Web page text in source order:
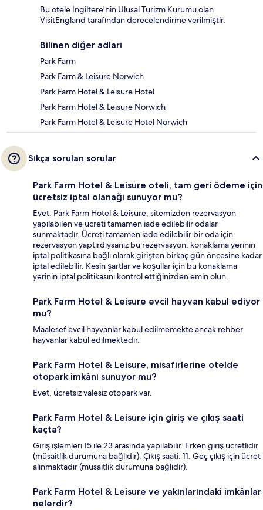
Bu otele İngiltere'nin Ulusal Turizm Kurumu olan
VisitEngland tarafından derecelendirme verilmiştir.
Bilinen diğer adları
Park Farm
Park Farm & Leisure Norwich
Park Farm Hotel & Leisure Hotel
Park Farm Hotel & Leisure Norwich
Park Farm Hotel & Leisure Hotel Norwich
Sıkça sorulan sorular
Park Farm Hotel & Leisure oteli, tam geri ödeme için
ücretsiz iptal olanağı sunuyor mu?
Evet. Park Farm Hotel & Leisure, sitemizden rezervasyon
yapılabilen ve ücreti tamamen iade edilebilir odalar
sunmaktadır. Ücreti tamamen iade edilebilir bir oda için
rezervasyon yaptırdıysanız bu rezervasyon, konaklama yerinin
iptal politikasına bağlı olarak girişten birkaç gün öncesine kadar
iptal edilebilir. Kesin şartlar ve koşullar için bu konaklama
yerinin iptal politikasını kontrol ettiğinizden emin olun.
Park Farm Hotel & Leisure evcil hayvan kabul ediyor
mu?
Maalesef evcil hayvanlar kabul edilmemekte ancak rehber
hayvanlar kabul edilmektedir.
Park Farm Hotel & Leisure, misafirlerine otelde
otopark imkânı sunuyor mu?
Evet, ücretsiz valesiz otopark var.
Park Farm Hotel & Leisure için giriş ve çıkış saati
kaçta?
Giriş işlemleri 15 ile 23 arasında yapılabilir. Erken giriş ücretlidir
(müsaitlik durumuna bağlıdır). Çıkış saati: 11. Geç çıkış için ücret
alınmaktadır (müsaitlik durumuna bağlıdır).
Park Farm Hotel & Leisure ve yakınlarındaki imkânlar
nelerdir?